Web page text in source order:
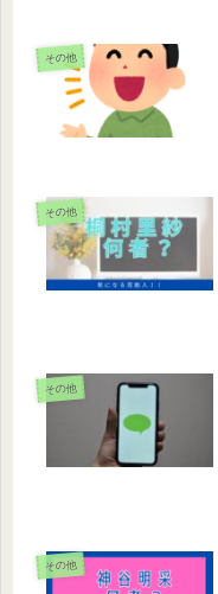
その他
その他
その他
その他